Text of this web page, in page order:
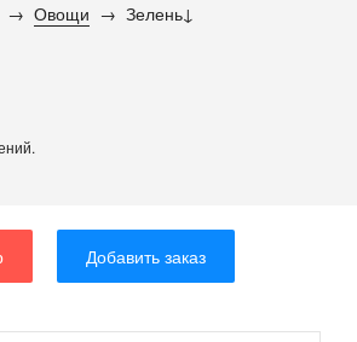
Овощи Зелень
Добавить заказ